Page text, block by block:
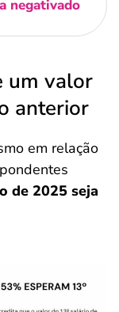
negativado
um valor
anterior
em relação
de 2025 seja